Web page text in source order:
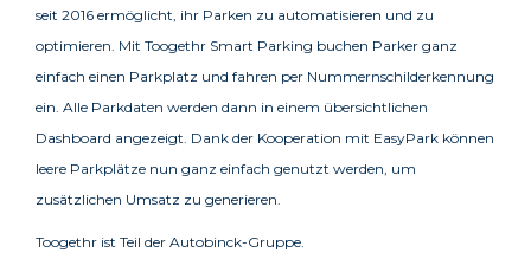
seit 2016 ermöglicht, ihr Parken zu automatisieren und zu
optimieren. Mit Toogethr Smart Parking buchen Parker ganz
einfach einen Parkplatz und fahren per Nummernschilderkennung
ein. Alle Parkdaten werden dann in einem übersichtlichen
Dashboard angezeigt. Dank der Kooperation mit EasyPark können
leere Parkplätze nun ganz einfach genutzt werden, um
zusätzlichen Umsatz zu generieren.
Toogethr ist Teil der Autobinck-Gruppe.